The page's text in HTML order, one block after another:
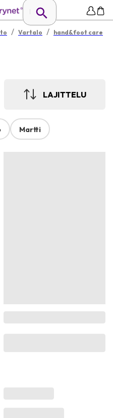
/ Vartalo / hand&foot care
LAJITTELU
Martti